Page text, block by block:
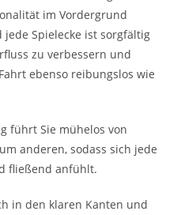
im Vordergrund
Spielecke ist sorgfältig
zu verbessern und
ebenso reibungslos wie
führt Sie mühelos von
anderen, sodass sich jede
fließend anfühlt.
in den klaren Kanten und